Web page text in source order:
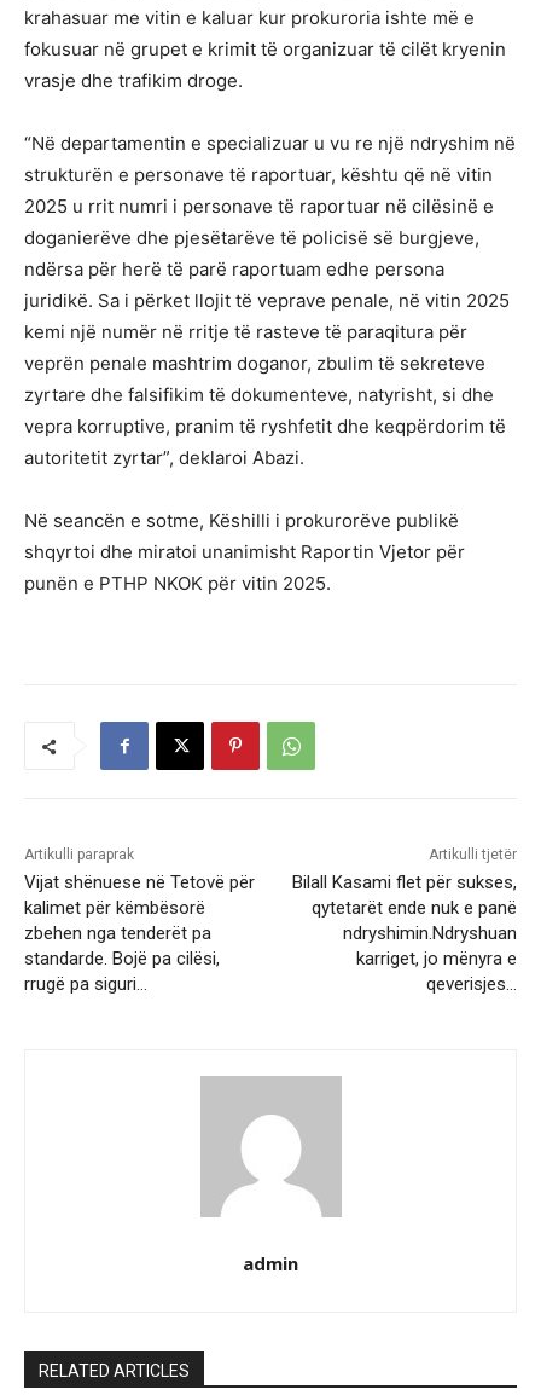
krahasuar me vitin e kaluar kur prokuroria ishte më e
fokusuar në grupet e krimit të organizuar të cilët kryenin
vrasje dhe trafikim droge.
“Në departamentin e specializuar u vu re një ndryshim në
strukturën e personave të raportuar, kështu që në vitin
2025 u rrit numri i personave të raportuar në cilësinë e
doganierëve dhe pjesëtarëve të policisë së burgjeve,
ndërsa për herë të parë raportuam edhe persona
juridikë. Sa i përket llojit të veprave penale, në vitin 2025
kemi një numër në rritje të rasteve të paraqitura për
veprën penale mashtrim doganor, zbulim të sekreteve
zyrtare dhe falsifikim të dokumenteve, natyrisht, si dhe
vepra korruptive, pranim të ryshfetit dhe keqpërdorim të
autoritetit zyrtar”, deklaroi Abazi.
Në seancën e sotme, Këshilli i prokurorëve publikë
shqyrtoi dhe miratoi unanimisht Raportin Vjetor për
punën e PTHP NKOK për vitin 2025.
Artikulli paraprak
Vijat shënuese në Tetovë për
kalimet për këmbësorë
zbehen nga tenderët pa
standarde. Bojë pa cilësi,
rrugë pa siguri…
Artikulli tjetër
Bilall Kasami flet për sukses,
qytetarët ende nuk e panë
ndryshimin.Ndryshuan
karriget, jo mënyra e
qeverisjes…
admin
RELATED ARTICLES